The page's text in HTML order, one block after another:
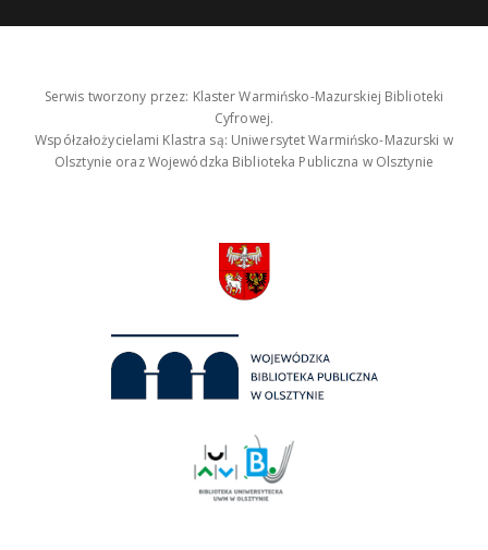
Serwis tworzony przez: Klaster Warmińsko-Mazurskiej Biblioteki
Cyfrowej.
Współzałożycielami Klastra są: Uniwersytet Warmińsko-Mazurski w
Olsztynie oraz Wojewódzka Biblioteka Publiczna w Olsztynie